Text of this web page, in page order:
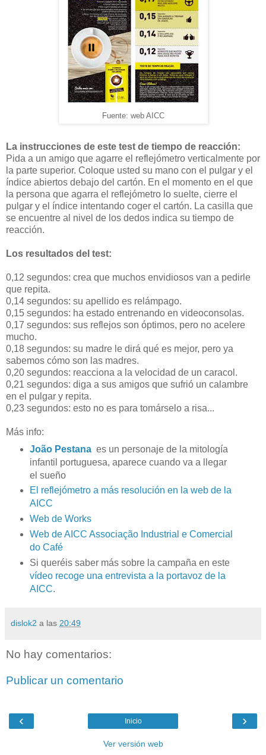
Fuente: web AICC
La instrucciones de este test de tiempo de reacción:
Pida a un amigo que agarre el reflejómetro verticalmente por
la parte superior. Coloque usted su mano con el pulgar y el
índice abiertos debajo del cartón. En el momento en el que
la persona que agarra el reflejómetro lo suelte, cierre el
pulgar y el índice intentando coger el cartón. La casilla que
se encuentre al nivel de los dedos indica su tiempo de
reacción.
Los resultados del test:
0,12 segundos: crea que muchos envidiosos van a pedirle
que repita.
0,14 segundos: su apellido es relámpago.
0,15 segundos: ha estado entrenando en videoconsolas.
0,17 segundos: sus reflejos son óptimos, pero no acelere
mucho.
0,18 segundos: su madre le dirá qué es mejor, pero ya
sabemos cómo son las madres.
0,20 segundos: reacciona a la velocidad de un caracol.
0,21 segundos: diga a sus amigos que sufrió un calambre
en el pulgar y repita.
0,23 segundos: esto no es para tomárselo a risa...
Más info:
João Pestana es un personaje de la mitología
infantil portuguesa, aparece cuando va a llegar
el sueño
El reflejómetro a más resolución en la web de la
AICC
Web de Works
Web de AICC Associação Industrial e Comercial
do Café
Si queréis saber más sobre la campaña en este
vídeo recoge una entrevista a la portavoz de la
AICC.
dislok2 a las 20:49
No hay comentarios:
Publicar un comentario
‹ ›
Inicio
Ver versión web